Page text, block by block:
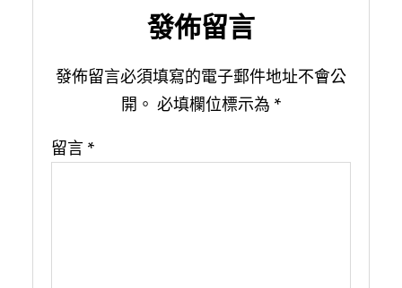
發佈留言
發佈留言必須填寫的電子郵件地址不會公
開。 必填欄位標示為 *
留言 *